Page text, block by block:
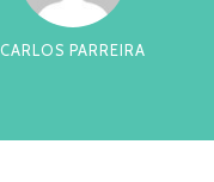
CARLOS PARREIRA